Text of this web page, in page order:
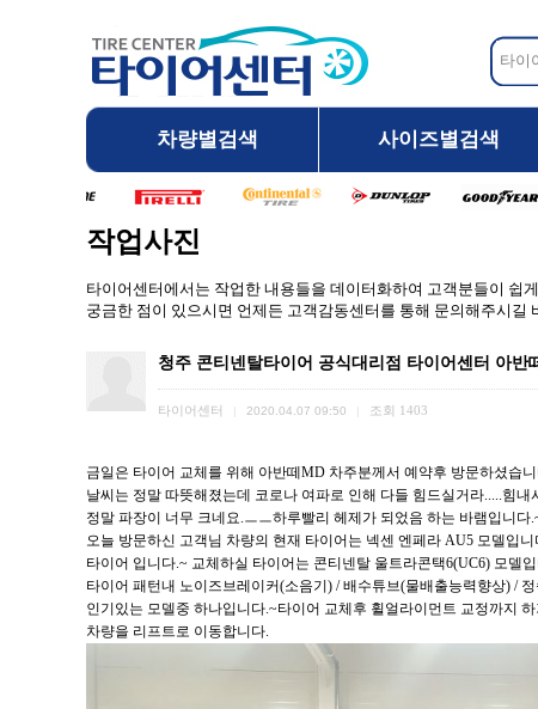
차량별검색 사이즈별검색
작업사진
타이어센터에서는 작업한 내용들을 데이터화하여 고객분들이 쉽
궁금한 점이 있으시면 언제든 고객감동센터를 통해 문의해주시길
청주 콘티넨탈타이어 공식대리점 타이어센터 아반
타이어센터 2020.04.07 09:50 조회 1403
금일은 타이어 교체를 위해 아반떼MD 차주분께서 예약후 방문하셨습니
날씨는 정말 따뜻해졌는데 코로나 여파로 인해 다들 힘드실거라.....힘내
정말 파장이 너무 크네요.ㅡㅡ하루빨리 헤제가 되었음 하는 바램입니다
오늘 방문하신 고객님 차량의 현재 타이어는 넥센 엔페라 AU5 모델입
타이어 입니다.~ 교체하실 타이어는 콘티넨탈 울트라콘택6(UC6) 모델
타이어 패턴내 노이즈브레이커(소음기) / 배수튜브(물배출능력향상) /
인기있는 모델중 하나입니다.~타이어 교체후 휠얼라이먼트 교정까지
차량을 리프트로 이동합니다.